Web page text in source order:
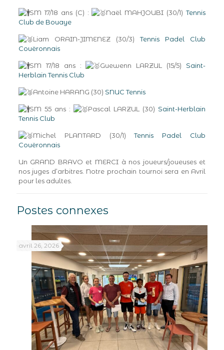
SM 17/18 ans (C) : Naël MAHJOUBI (30/1)Tennis
Club de Bouaye
Liam ORAIN-JIMENEZ (30/3)Tennis Padel Club
Couëronnais
SM 17/18 ans : Guewenn LARZUL (15/5) Saint-
Herblain Tennis Club
Antoine HARANG (30) SNUC Tennis
SM 55 ans : Pascal LARZUL (30) Saint-Herblain
Tennis Club
Michel PLANTARD (30/1)Tennis Padel Club
Couëronnais
Un GRAND BRAVO et MERCI à nos joueurs/joueuses et
nos juges d’arbitres. Notre prochain tournoi sera en Avril
pour les adultes.
Postes connexes
avril 26, 2026